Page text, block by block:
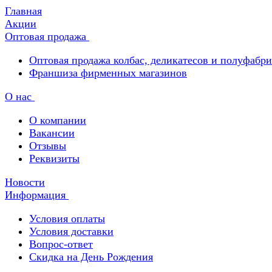
Главная
Акции
Оптовая продажа
Оптовая продажа колбас, деликатесов и
Франшиза фирменных магазинов
О нас
О компании
Вакансии
Отзывы
Реквизиты
Новости
Информация
Условия оплаты
Условия доставки
Вопрос-ответ
Скидка на День Рождения